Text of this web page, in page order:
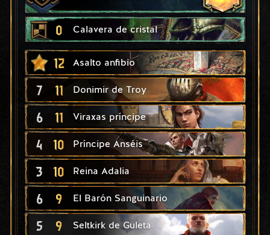
0 Calavera de cristal
12 Asalto anfibio
7 11 Donimir de Troy
6 11 Viraxas príncipe
4 10 Príncipe Anséis
3 10 Reina Adalia
6 9 El Barón Sanguinario
5 9 Seltkirk de Guleta